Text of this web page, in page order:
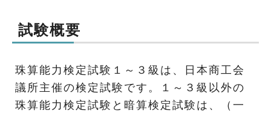
試験概要
珠算能力検定試験１～３級は、日本商工会
議所主催の検定試験です。１～３級以外の
珠算能力検定試験と暗算検定試験は、（一